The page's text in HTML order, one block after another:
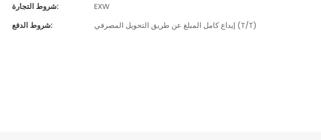
شروط التجارة:
EXW
شروط الدفع:
إيداع كامل المبلغ عن طريق التحويل المصرفي (T/T)